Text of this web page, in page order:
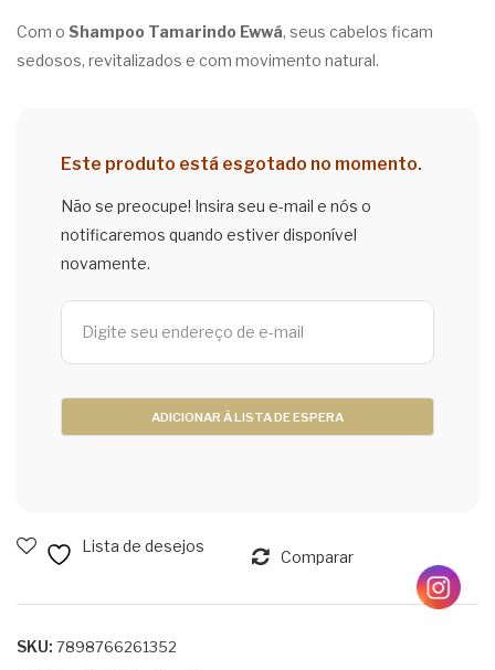
Cor
ent
0ml
Com o Shampoo Tamarindo Ewwá, seus cabelos ficam
sedosos, revitalizados e com movimento natural.
Este produto está esgotado no momento.
Não se preocupe! Insira seu e-mail e nós o
notificaremos quando estiver disponível
novamente.
Lista de desejos
Comparar
SKU: 7898766261352